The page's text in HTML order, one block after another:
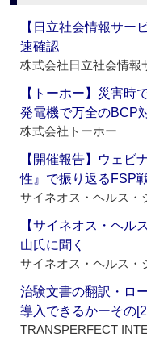
【日立社会情報サー
速確認
株式会社日立社会情報
【トーホー】災害
発電機で万全のBCP
株式会社トーホー
【開催報告】ウェビ
性』で振り返るFSP
サイネオス・ヘルス・
【サイネオス・ヘ
山氏に聞く
サイネオス・ヘルス・
治験文書の翻訳・ロ
導入できるかーその
TRANSPERFECT